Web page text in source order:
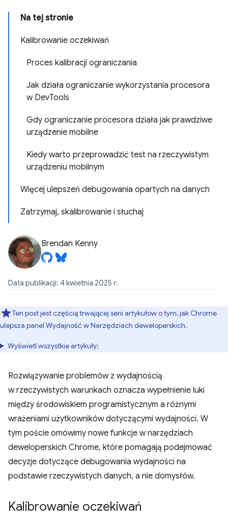
Na tej stronie
Kalibrowanie oczekiwań
Proces kalibracji ograniczania
Jak działa ograniczanie wykorzystania procesora
w DevTools
Gdy ograniczanie procesora działa jak prawdziwe
urządzenie mobilne
Kiedy warto przeprowadzić test na rzeczywistym
urządzeniu mobilnym
Więcej ulepszeń debugowania opartych na danych
Zatrzymaj, skalibrowanie i słuchaj
Brendan Kenny
Data publikacji: 4 kwietnia 2025 r.
Ten post jest częścią trwającej serii artykułów o tym, jak Chrome
ulepsza panel Wydajność w Narzędziach deweloperskich.
Wyświetl wszystkie artykuły:
Rozwiązywanie problemów z wydajnością
w rzeczywistych warunkach oznacza wypełnienie luki
między środowiskiem programistycznym a różnymi
wrażeniami użytkowników dotyczącymi wydajności. W
tym poście omówimy nowe funkcje w narzędziach
deweloperskich Chrome, które pomagają podejmować
decyzje dotyczące debugowania wydajności na
podstawie rzeczywistych danych, a nie domysłów.
Kalibrowanie oczekiwań